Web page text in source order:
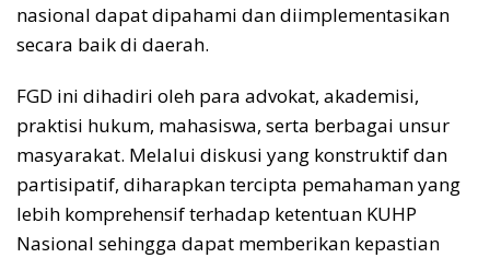
nasional dapat dipahami dan diimplementasikan
secara baik di daerah.
FGD ini dihadiri oleh para advokat, akademisi,
praktisi hukum, mahasiswa, serta berbagai unsur
masyarakat. Melalui diskusi yang konstruktif dan
partisipatif, diharapkan tercipta pemahaman yang
lebih komprehensif terhadap ketentuan KUHP
Nasional sehingga dapat memberikan kepastian